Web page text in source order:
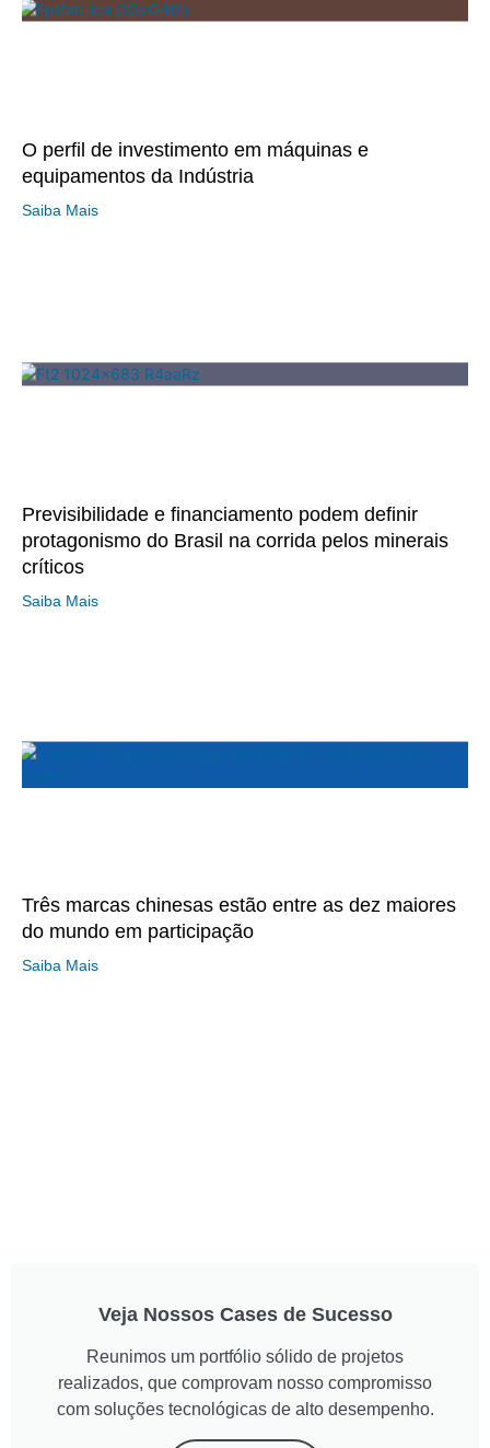
O perfil de investimento em máquinas e
equipamentos da Indústria
Saiba Mais
Previsibilidade e financiamento podem definir
protagonismo do Brasil na corrida pelos minerais
críticos
Saiba Mais
Três marcas chinesas estão entre as dez maiores
do mundo em participação
Saiba Mais
Veja Nossos Cases de Sucesso
Reunimos um portfólio sólido de projetos
realizados, que comprovam nosso compromisso
com soluções tecnológicas de alto desempenho.